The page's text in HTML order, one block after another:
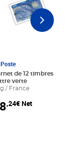
panier
de 12 timbres - Le
verte
/ France
,24€ Net